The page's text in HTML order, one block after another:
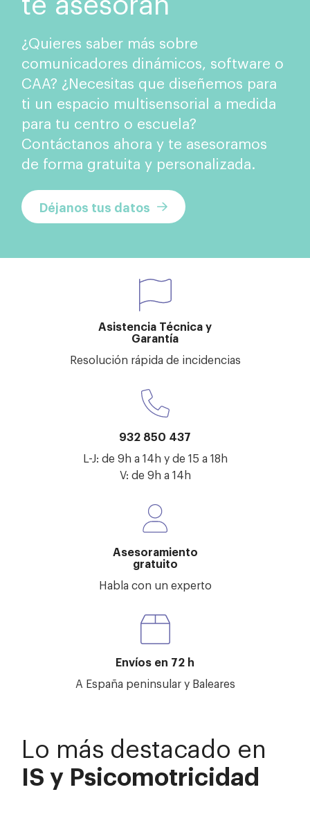
¿Quieres saber más sobre
comunicadores dinámicos, software o
CAA? ¿Necesitas que diseñemos para
ti un espacio multisensorial a medida
para tu centro o escuela?
Contáctanos ahora y te asesoramos
de forma gratuita y personalizada.
Déjanos tus datos
Asistencia Técnica y
Garantía
Resolución rápida de incidencias
932 850 437
L-J: de 9h a 14h y de 15 a 18h
V: de 9h a 14h
Asesoramiento
gratuito
Habla con un experto
Envíos en 72 h
A España peninsular y Baleares
Lo más destacado en
IS y Psicomotricidad